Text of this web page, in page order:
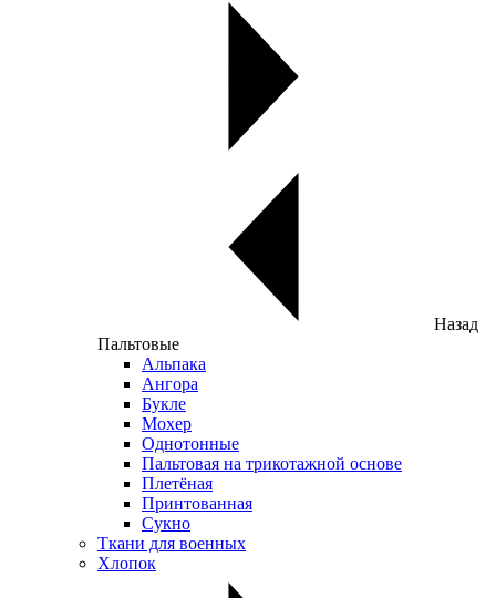
Назад
Пальтовые
Альпака
Ангора
Букле
Мохер
Однотонные
Пальтовая на трикотажной основе
Плетёная
Принтованная
Сукно
Ткани для военных
Хлопок